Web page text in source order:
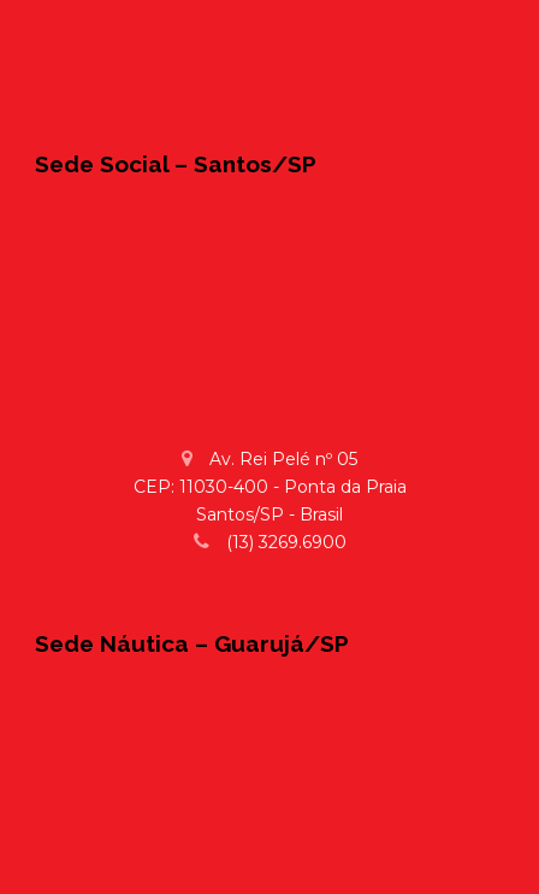
Sede Social – Santos/SP
Av. Rei Pelé nº 05
CEP: 11030-400 - Ponta da Praia
Santos/SP - Brasil
(13) 3269.6900
Sede Náutica – Guarujá/SP